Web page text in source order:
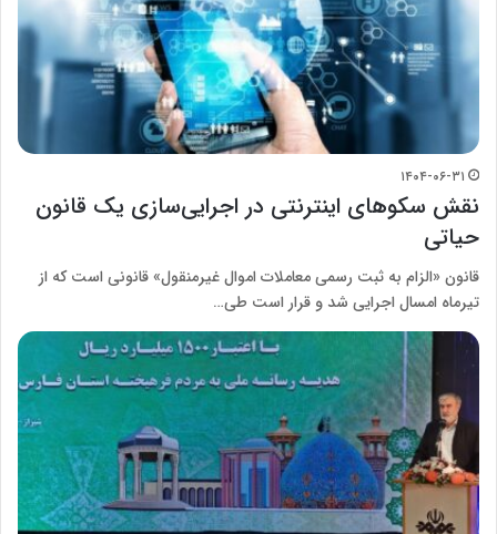
۱۴۰۴-۰۶-۳۱
نقش سکوهای اینترنتی در اجرایی‌سازی یک قانون
حیاتی
قانون «الزام به ثبت رسمی معاملات اموال غیرمنقول» قانونی است که از
تیرماه امسال اجرایی شد و قرار است طی…